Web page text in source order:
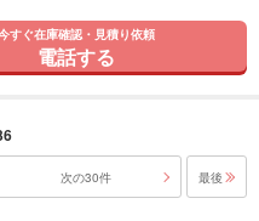
すぐ在庫確認・見積り依頼
電話する
次の30件 最後